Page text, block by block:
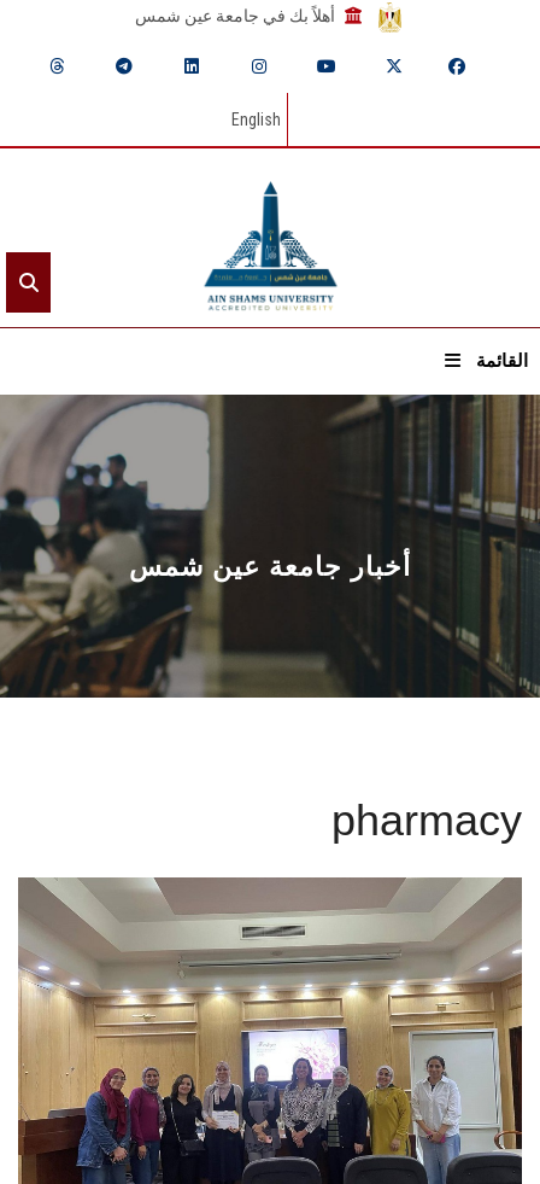
أهلاً بك في جامعة عين شمس
English
القائمة
الرئيسيـة
عن الجامعة
القطاعـات
الشئون الأكاديمية
البحث العلمي
الأنظمة الذكية
الإعلام
تواصل معنا
الطلاب
هيئة التدريس
أخبار جامعة عين شمس
pharmacy